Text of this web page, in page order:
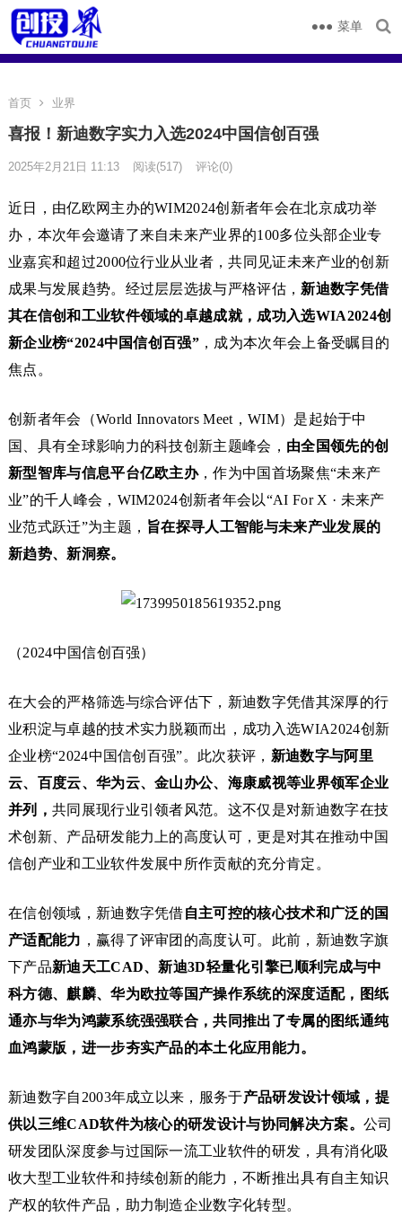
菜单
首页 业界
喜报！新迪数字实力入选2024中国信创百强
2025年2月21日 11:13 阅读(517) 评论(0)
近日，由亿欧网主办的WIM2024创新者年会在北京成功举
办，本次年会邀请了来自未来产业界的100多位头部企业专
业嘉宾和超过2000位行业从业者，共同见证未来产业的创新
成果与发展趋势。经过层层选拔与严格评估， 新迪数字凭借
其在信创和工业软件领域的卓越成就，成功入选WIA2024创
新企业榜“2024中国信创百强” ，成为本次年会上备受瞩目的
焦点。
创新者年会（World Innovators Meet，WIM）是起始于中
国、具有全球影响力的科技创新主题峰会， 由全国领先的创
新型智库与信息平台亿欧主办，作为中国首场聚焦“未来产
业”的千人峰会，WIM2024创新者年会以“AI For X · 未来产
业范式跃迁”为主题， 旨在探寻人工智能与未来产业发展的
新趋势、新洞察。
（2024中国信创百强）
在大会的严格筛选与综合评估下，新迪数字凭借其深厚的行
业积淀与卓越的技术实力脱颖而出，成功入选WIA2024创新
企业榜“2024中国信创百强”。此次获评， 新迪数字与阿里
云、百度云、华为云、金山办公、海康威视等业界领军企业
并列， 共同展现行业引领者风范。这不仅是对新迪数字在技
术创新、产品研发能力上的高度认可，更是对其在推动中国
信创产业和工业软件发展中所作贡献的充分肯定。
在信创领域，新迪数字凭借自主可控的核心技术和广泛的国
产适配能力 ，赢得了评审团的高度认可。此前，新迪数字旗
下产品新迪天工CAD、新迪3D轻量化引擎已顺利完成与中
科方德、麒麟、华为欧拉等国产操作系统的深度适配，图纸
通亦与华为鸿蒙系统强强联合，共同推出了专属的图纸通纯
血鸿蒙版，进一步夯实产品的本土化应用能力。
新迪数字自2003年成立以来，服务于产品研发设计领域，提
供以三维CAD软件为核心的研发设计与协同解决方案。 公司
研发团队深度参与过国际一流工业软件的研发，具有消化吸
收大型工业软件和持续创新的能力，不断推出具有自主知识
产权的软件产品，助力制造企业数字化转型。